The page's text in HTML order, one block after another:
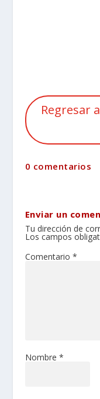
Regresar
0 comentarios
Enviar un
Tu dirección de
Los campos
Comentario *
Nombre *